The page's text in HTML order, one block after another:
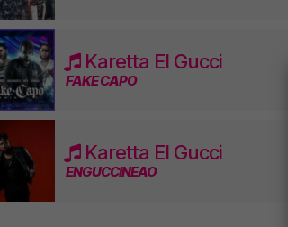
Karetta El Gucci
FAKE CAPO
Karetta El Gucci
ENGUCCINEAO